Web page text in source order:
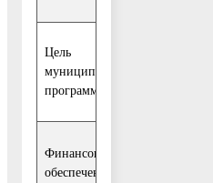
Цель
муниципальной
программы
Финансовое
обеспечение